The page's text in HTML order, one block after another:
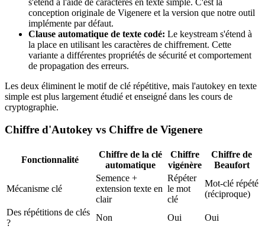
conception originale de Vigenere et la version que notre outil
implémente par défaut.
Clause automatique de texte codé: Le keystream s'étend à
la place en utilisant les caractères de chiffrement. Cette
variante a différentes propriétés de sécurité et comportement
de propagation des erreurs.
Les deux éliminent le motif de clé répétitive, mais l'autokey en texte
simple est plus largement étudié et enseigné dans les cours de
cryptographie.
Chiffre d'Autokey vs Chiffre de Vigenere
Fonctionnalité
Chiffre de la clé
automatique
Chiffre
vigénère
Chiffre de
Beaufort
Mécanisme clé
Semence +
extension texte en
clair
Répéter
le mot
clé
Mot-clé répété
(réciproque)
Des répétitions de clés
?
Non Oui Oui